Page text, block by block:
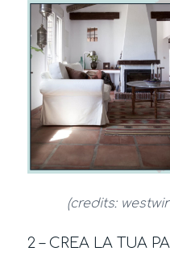
(credits:
2 – CREA LA TUA